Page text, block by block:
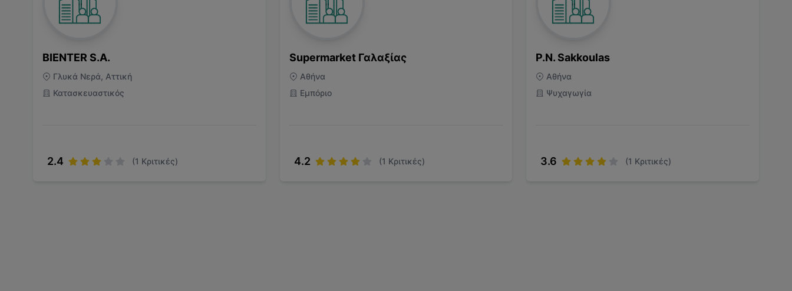
BIENTER S.A.
Γλυκά Νερά, Αττική
Κατασκευαστικός
2.4 (1 Κριτικές)
Supermarket Γαλαξίας
Αθήνα
Εμπόριο
4.2 (1 Κριτικές)
P.N. Sakkoulas
Αθήνα
Ψυχαγωγία
3.6 (1 Κριτικές)